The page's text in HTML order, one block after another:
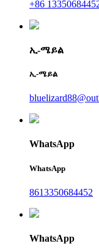
+86
ኢ-ሜይል
ኢ-ሜይል
WhatsApp
WhatsApp
8613350684452
WhatsApp